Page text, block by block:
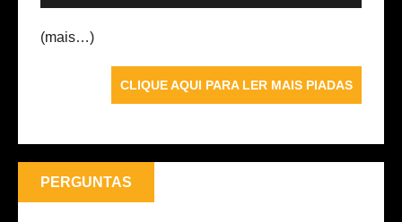
(mais…)
CLIQUE AQUI PARA LER MAIS PIADAS
PERGUNTAS